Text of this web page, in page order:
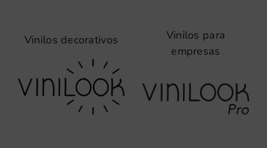
Vinilos decorativos
Vinilos para
empresas